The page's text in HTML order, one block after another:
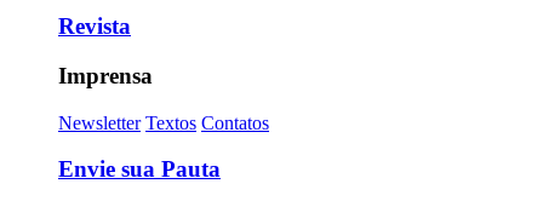
Revista
Imprensa
Newsletter Textos Contatos
Envie sua Pauta